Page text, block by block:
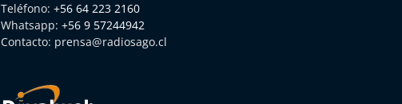
Teléfono: +56 64 223 2160
Whatsapp: +56 9 57244942
Contacto: prensa@radiosago.cl